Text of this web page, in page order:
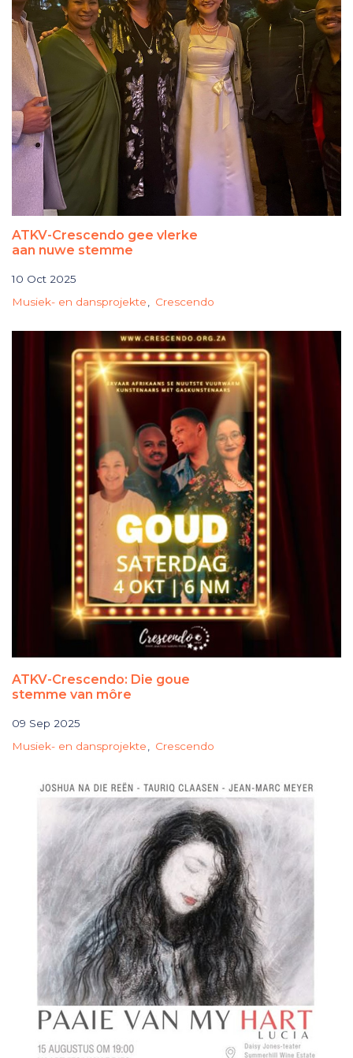
ATKV-Crescendo gee vlerke
aan nuwe stemme
10 Oct 2025
Musiek- en dansprojekte
Crescendo
ATKV-Crescendo: Die goue
stemme van môre
09 Sep 2025
Musiek- en dansprojekte
Crescendo